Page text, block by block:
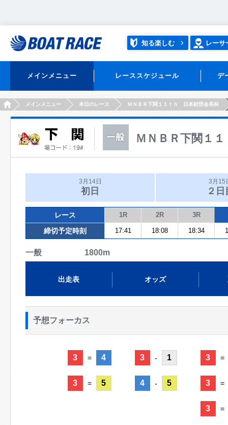
知る楽しむ レーサ
メインメニュー レーススケジュール デ
HOMEメインメニュー 本日のレース ＭＮＢＲ下関１１ｔｈ 日本財団会長杯
ＭＮＢＲ下関１
3月14日
初日
3月15
２日
レース 1R 2R 3R
締切予定時刻 17:41 18:08 18:34
一般 1800m
出走表 オッズ
予想フォーカス
3 = 4
3 = 5
3 - 1
4 - 5
3 =
3 =
3 =